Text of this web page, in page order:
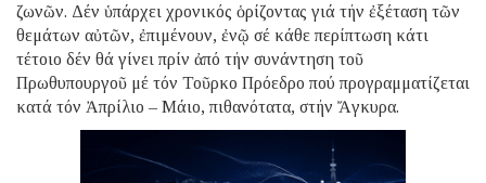
ζωνῶν. Δέν ὑπάρχει χρονικός ὁρίζοντας γιά τήν ἐξέταση τῶν
θεμάτων αὐτῶν, ἐπιμένουν, ἐνῷ σέ κάθε περίπτωση κάτι
τέτοιο δέν θά γίνει πρίν ἀπό τήν συνάντηση τοῦ
Πρωθυπουργοῦ μέ τόν Τοῦρκο Πρόεδρο πού προγραμματίζεται
κατά τόν Ἀπρίλιο – Μάιο, πιθανότατα, στήν Ἄγκυρα.